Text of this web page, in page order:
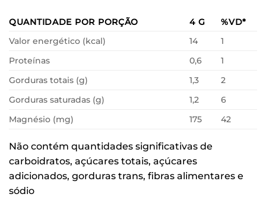
QUANTIDADE POR PORÇÃO 4 G
%VD*
Valor energético (kcal)
14
1
Proteínas
0,6
1
Gorduras totais (g)
1,3
2
Gorduras saturadas (g)
1,2
6
Magnésio (mg)
175 42
Não contém quantidades significativas de
carboidratos, açúcares totais, açúcares
adicionados, gorduras trans, fibras alimentares e
sódio